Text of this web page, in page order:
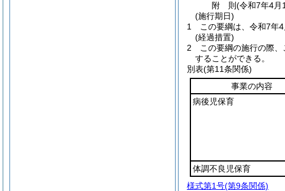
附 則(令和7年4月
(施行期日)
1
この要綱は、令和7年
(経過措置)
2
この要綱の施行の際
することができる。
別表(第11条関係)
事業の内容
病後児保育
体調不良児保育
様式第1号(第9条関係)